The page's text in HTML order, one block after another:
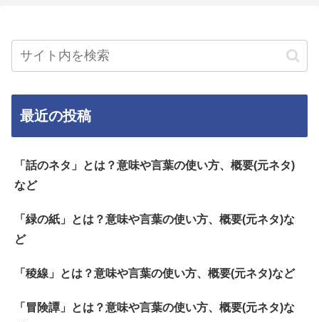
最近の投稿
「話のネタ」とは？意味や言葉の使い方、概要(元ネタ)
など
「緑の紙」とは？意味や言葉の使い方、概要(元ネタ)な
ど
「稜線」とは？意味や言葉の使い方、概要(元ネタ)など
「冒険譚」とは？意味や言葉の使い方、概要(元ネタ)な